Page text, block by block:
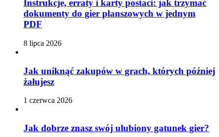
Instrukcje, erraty i karty postaci: jak trzymać
dokumenty do gier planszowych w jednym
PDF
8 lipca 2026
Jak uniknąć zakupów w grach, których później
żałujesz
1 czerwca 2026
Jak dobrze znasz swój ulubiony gatunek gier?